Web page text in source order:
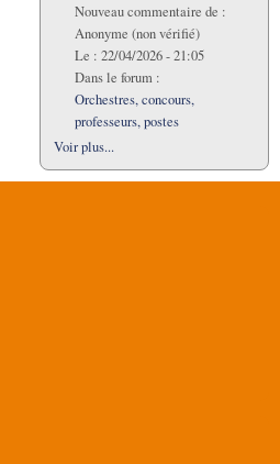
Nouveau commentaire de :
Anonyme (non vérifié)
Le : 22/04/2026 - 21:05
Dans le forum :
Orchestres, concours,
professeurs, postes
Voir plus...